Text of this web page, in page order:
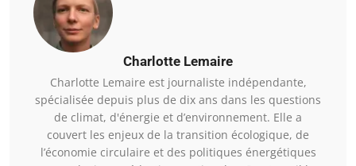
Charlotte Lemaire
Charlotte Lemaire est journaliste indépendante,
spécialisée depuis plus de dix ans dans les questions
de climat, d'énergie et d’environnement. Elle a
couvert les enjeux de la transition écologique, de
l’économie circulaire et des politiques énergétiques